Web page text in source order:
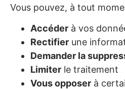
Vous pouvez, à tout
Accéder à vos
Rectifier une
Demander la
Limiter le traitement
Vous opposer à